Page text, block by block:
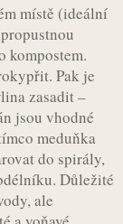
místě (ideální
kompostem.
Pak je
zasadit –
jsou vhodné
meduňka
do spirály,
Důležité
ale